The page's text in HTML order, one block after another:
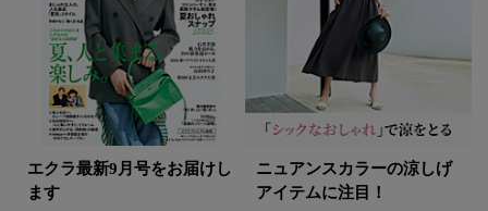
エクラ最新9月号をお届けし
ます
ニュアンスカラーの涼しげ
アイテムに注目！